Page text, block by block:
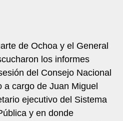
de Ochoa y el General
los informes
del Consejo Nacional
cargo de Juan Miguel
ejecutivo del Sistema
y en donde